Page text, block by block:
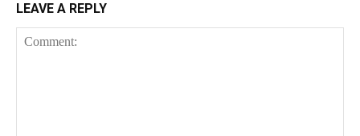
LEAVE A REPLY